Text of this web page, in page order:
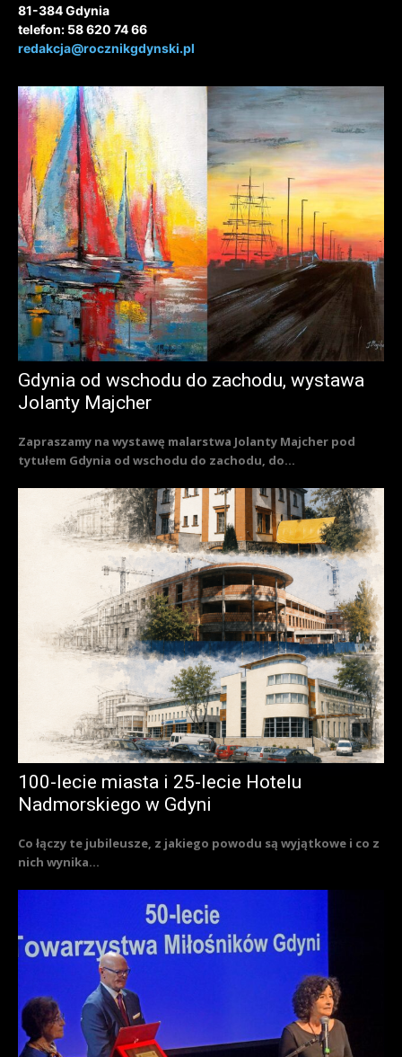
81-384 Gdynia
telefon: 58 620 74 66
redakcja@rocznikgdynski.pl
Gdynia od wschodu do zachodu, wystawa
Jolanty Majcher
Zapraszamy na wystawę malarstwa Jolanty Majcher pod
tytułem Gdynia od wschodu do zachodu, do...
100-lecie miasta i 25-lecie Hotelu
Nadmorskiego w Gdyni
Co łączy te jubileusze, z jakiego powodu są wyjątkowe i co z
nich wynika...